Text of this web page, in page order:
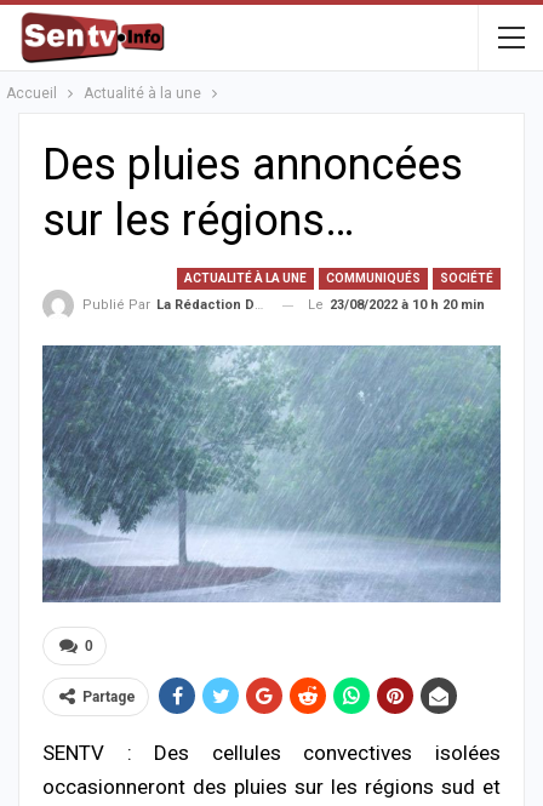
Accueil Actualité à la une
Des pluies annoncées
sur les régions…
ACTUALITÉ À LA UNE COMMUNIQUÉS SOCIÉTÉ
Publié Par La Rédaction De La SenTV.info Le 23/08/2022 à 10 h 20 min
0
Partage
SENTV : Des cellules convectives isolées
occasionneront des pluies sur les régions sud et